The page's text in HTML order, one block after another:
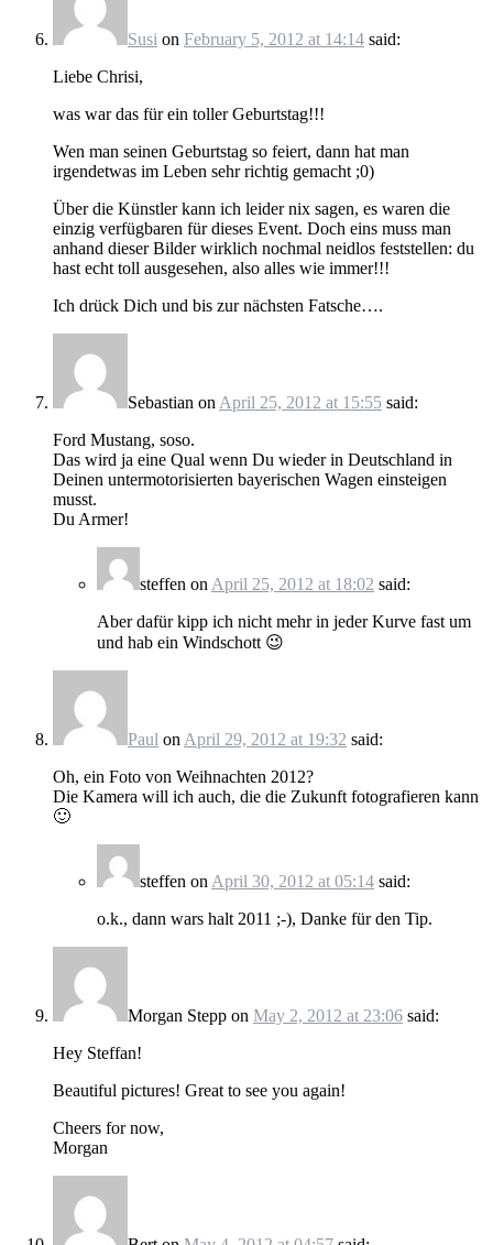
Susi on February 5, 2012 at 14:14 said:
Liebe Chrisi,
was war das für ein toller Geburtstag!!!
Wen man seinen Geburtstag so feiert, dann hat man
irgendetwas im Leben sehr richtig gemacht ;0)
Über die Künstler kann ich leider nix sagen, es waren die
einzig verfügbaren für dieses Event. Doch eins muss man
anhand dieser Bilder wirklich nochmal neidlos feststellen: du
hast echt toll ausgesehen, also alles wie immer!!!
Ich drück Dich und bis zur nächsten Fatsche….
Sebastian on April 25, 2012 at 15:55 said:
Ford Mustang, soso.
Das wird ja eine Qual wenn Du wieder in Deutschland in
Deinen untermotorisierten bayerischen Wagen einsteigen
musst.
Du Armer!
steffen on April 25, 2012 at 18:02 said:
Aber dafür kipp ich nicht mehr in jeder Kurve fast um
und hab ein Windschott 😉
Paul on April 29, 2012 at 19:32 said:
Oh, ein Foto von Weihnachten 2012?
Die Kamera will ich auch, die die Zukunft fotografieren kann
🙂
steffen on April 30, 2012 at 05:14 said:
o.k., dann wars halt 2011 ;-), Danke für den Tip.
Morgan Stepp on May 2, 2012 at 23:06 said:
Hey Steffan!
Beautiful pictures! Great to see you again!
Cheers for now,
Morgan